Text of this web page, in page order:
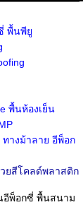
พื้นพียู
พื้นห้องเย็น
างม้าลาย อีพ็อก
ยสีโคลด์พลาสติก
พ็อกซี่ พื้นสนาม